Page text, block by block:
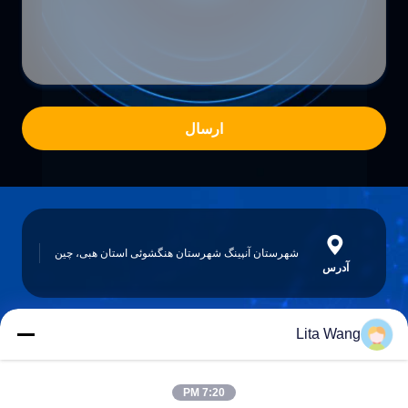
ارسال
آدرس
شهرستان آنپینگ شهرستان هنگشوئی استان هبی، چین
lita@screenmeshnet.com
Lita Wang
7:20 PM